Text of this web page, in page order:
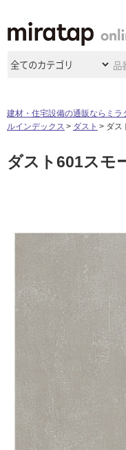
商
キッチン
ウッドデッキ
収納
照明
内装用建材
ロートアイアン
メンテナンス・ 施工材
施工事例
店舗・施設事例
シ
大阪ショールーム
名古屋 ショールーム
福岡ショールーム
横浜スマート
ショ
ム
ご利用ガイド
よくある質問
修理お問い合わせ
説明書・図面検索
お役立ち情報
ミラタップチャンネル
そ
ミラタップと創る家
ASOLIE
自分らしい家づくり
SUVACO
建材・住宅設備の通販ならミラ
ルインデックス
ダスト ダス
ダスト601スモ
タ
イ